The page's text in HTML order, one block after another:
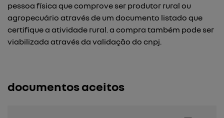
pessoa física que comprove ser produtor rural ou
agropecuário através de um documento listado que
certifique a atividade rural. a compra também pode ser
viabilizada através da validação do cnpj.
documentos aceitos